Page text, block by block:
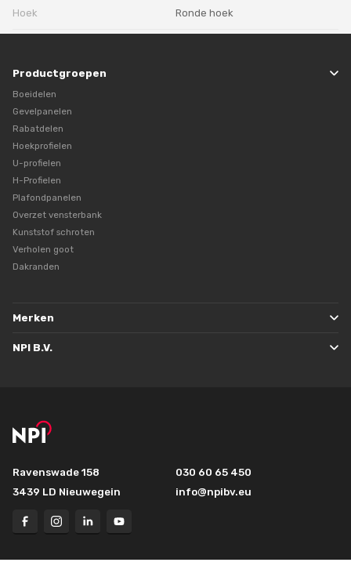
Hoek Ronde hoek
Productgroepen
Boeidelen
Gevelpanelen
Rabatdelen
Hoekprofielen
U-profielen
H-Profielen
Plafondpanelen
Overzet vensterbank
Kunststof schroten
Verholen goot
Dakranden
Merken
NPI B.V.
Ravenswade 158
030 60 65 450
3439 LD Nieuwegein
info@npibv.eu